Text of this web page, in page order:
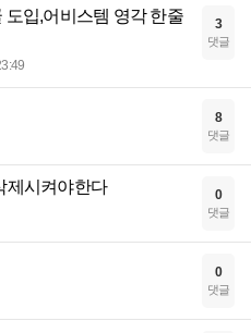
입,어비스템 영각 한줄
3
댓글
8
댓글
제시켜야한다 0
댓글
0
댓글